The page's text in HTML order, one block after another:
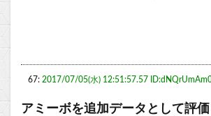
67: 2017/07/05(水) 12:51:57.57
アミーボを追加データとして